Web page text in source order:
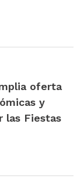
oferta
y
las Fiestas